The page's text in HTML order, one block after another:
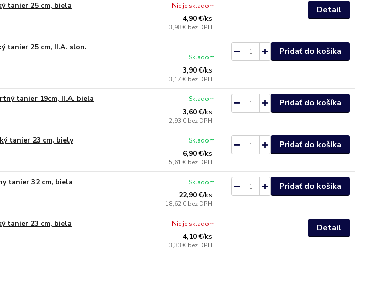
tanier 25 cm, biela
4,90 €/ks
3,98 € bez DPH
Nie je skladom Detail
tanier 25 cm, II.A. slon.
3,90 €/ks
3,17 € bez DPH
Skladom
Pridať do košíka
tanier 19cm, II.A. biela
3,60 €/ks
2,93 € bez DPH
Skladom Pridať do košíka
tanier 23 cm, biely
6,90 €/ks
5,61 € bez DPH
Skladom Pridať do košíka
tanier 32 cm, biela
22,90 €/ks
18,62 € bez DPH
Skladom Pridať do košíka
tanier 23 cm, biela
4,10 €/ks
3,33 € bez DPH
Nie je skladom Detail